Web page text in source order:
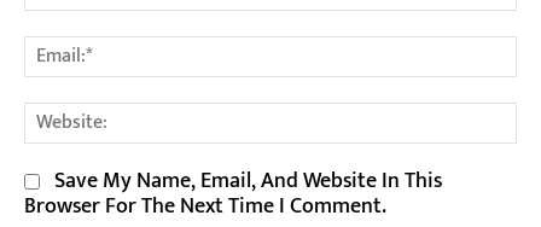
Save My Name, Email, And Website In This
Browser For The Next Time I Comment.